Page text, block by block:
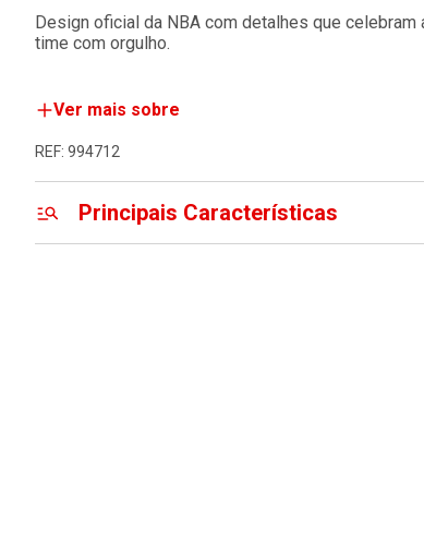
Design oficial da NBA com detalhes que
time com orgulho.
Ver mais sobre
REF: 994712
Principais Características